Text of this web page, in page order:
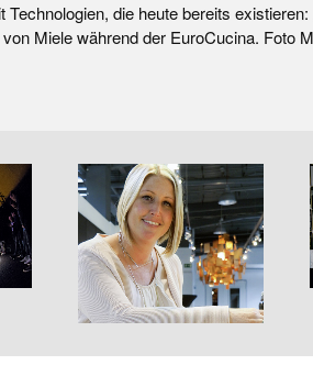
Technologien, die heute bereits
von ­Miele während der ­EuroCucina. Foto